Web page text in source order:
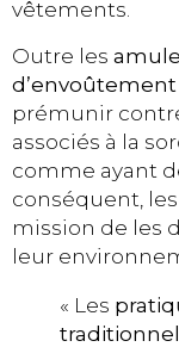
vêtements.
Outre les
d’envoûtement
prémunir
associés à la
comme ayant
conséquent,
mission de les
leur
« Les